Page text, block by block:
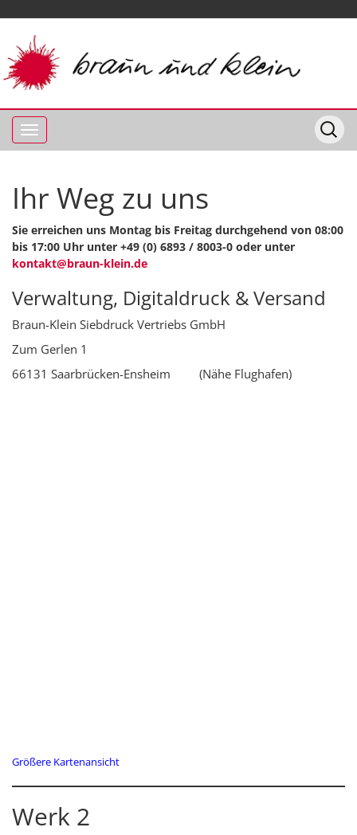
Ihr Weg zu uns
Sie erreichen uns Montag bis Freitag durchgehend von 08:00
bis 17:00 Uhr unter +49 (0) 6893 / 8003-0 oder unter
kontakt@braun-klein.de
Verwaltung, Digitaldruck & Versand
Braun-Klein Siebdruck Vertriebs GmbH
Zum Gerlen 1
66131 Saarbrücken-Ensheim (Nähe Flughafen)
Größere Kartenansicht
Werk 2